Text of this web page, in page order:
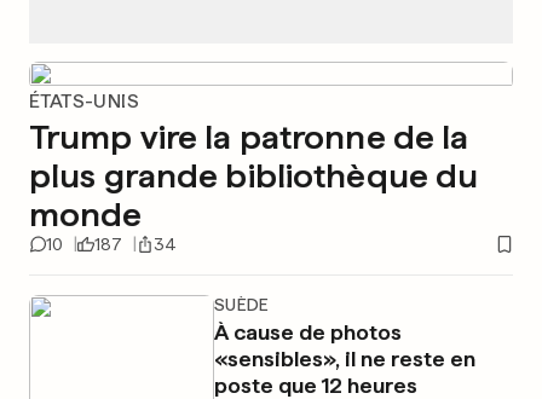
ÉTATS-UNIS
Trump vire la patronne de la
plus grande bibliothèque du
monde
10 187 34
SUÈDE
À cause de photos
«sensibles», il ne reste en
poste que 12 heures